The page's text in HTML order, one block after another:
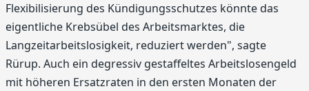
Flexibilisierung des Kündigungsschutzes könnte das
eigentliche Krebsübel des Arbeitsmarktes, die
Langzeitarbeitslosigkeit, reduziert werden", sagte
Rürup. Auch ein degressiv gestaffeltes Arbeitslosengeld
mit höheren Ersatzraten in den ersten Monaten der